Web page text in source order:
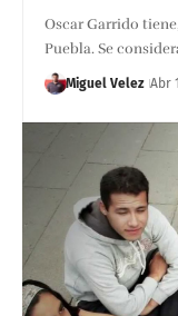
Oscar Garrido
Puebla. Se
Miguel Velez Abr